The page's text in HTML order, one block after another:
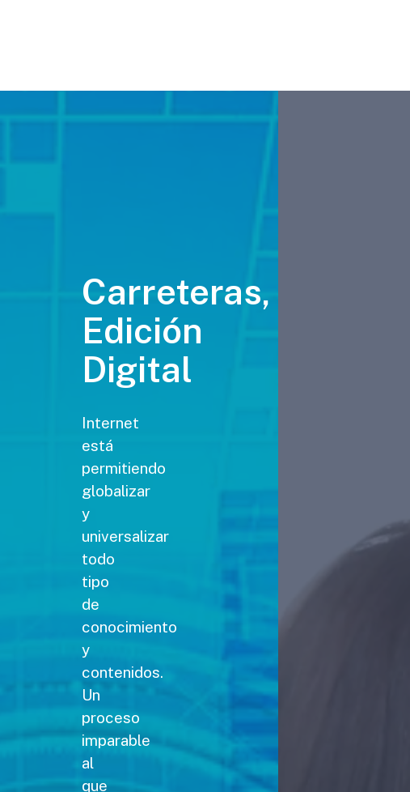
Carreteras,
Edición
Digital
Internet
está
permitiendo
globalizar
y
universalizar
todo
tipo
de
conocimiento
y
contenidos.
Un
proceso
imparable
al
que